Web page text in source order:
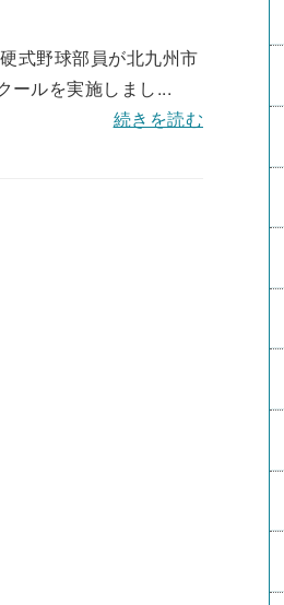
式野球部員が北九州市
ールを実施しまし...
続きを読む